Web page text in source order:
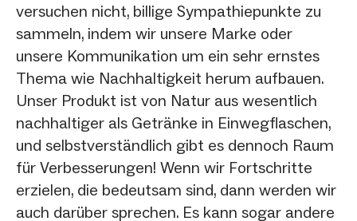
versuchen nicht, billige Sympathiepunkte zu
sammeln, indem wir unsere Marke oder
unsere Kommunikation um ein sehr ernstes
Thema wie Nachhaltigkeit herum aufbauen.
Unser Produkt ist von Natur aus wesentlich
nachhaltiger als Getränke in Einwegflaschen,
und selbstverständlich gibt es dennoch Raum
für Verbesserungen! Wenn wir Fortschritte
erzielen, die bedeutsam sind, dann werden wir
auch darüber sprechen. Es kann sogar andere